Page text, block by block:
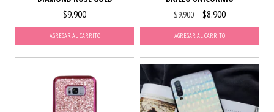
$9.900
AGREGAR AL CARRITO
$9.900 $8.900
AGREGAR AL CARRITO